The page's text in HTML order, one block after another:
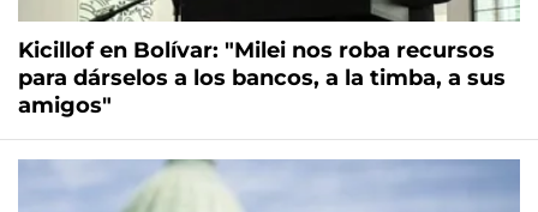
Kicillof en Bolívar: "Milei nos roba recursos
para dárselos a los bancos, a la timba, a sus
amigos"